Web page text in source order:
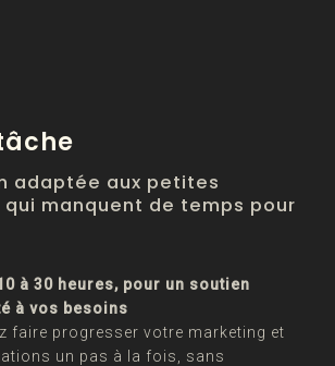
adaptée aux petites
manquent de temps pour
à 30 heures, pour un soutien
à vos besoins
faire progresser votre marketing et
un pas à la fois, sans